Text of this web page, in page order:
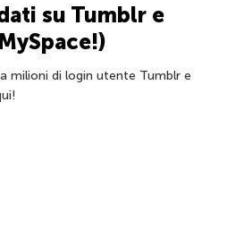
su Tumblr e
milioni di login utente Tumblr e